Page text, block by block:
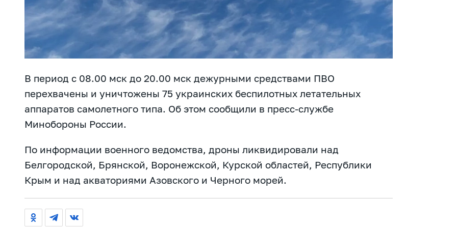
В период с 08.00 мск до 20.00 мск дежурными средствами ПВО
перехвачены и уничтожены 75 украинских беспилотных летательных
аппаратов самолетного типа. Об этом сообщили в пресс-службе
Минобороны России.
По информации военного ведомства, дроны ликвидировали над
Белгородской, Брянской, Воронежской, Курской областей, Республики
Крым и над акваториями Азовского и Черного морей.